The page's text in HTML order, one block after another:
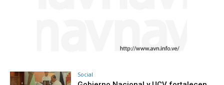
Social